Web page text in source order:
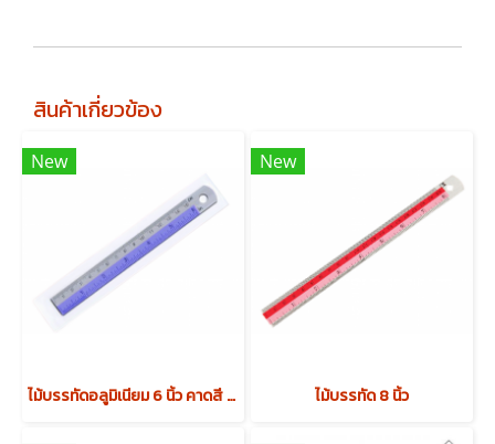
สินค้าเกี่ยวข้อง
New
ไม้บรรทัดอลูมิเนียม 6 นิ้ว คาดสี (บรรจุ 12 ชิ้น)
New
ไม้บรรทัด 8 นิ้ว